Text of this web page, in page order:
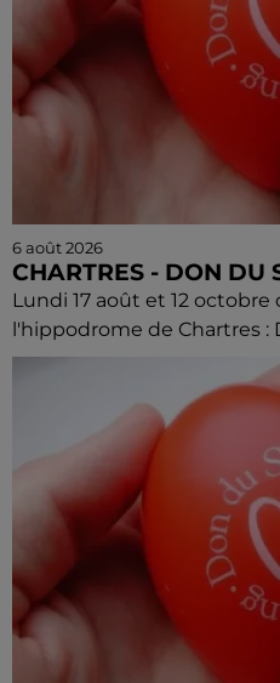
6 août 2026
CHARTRES - DON DU
Lundi 17 août et 12 octobre
l'hippodrome de Chartres :